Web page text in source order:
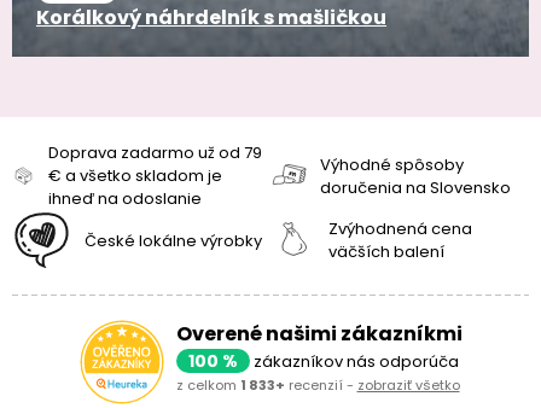
Korálkový náhrdelník s mašličkou
Doprava zadarmo už od 79
€ a všetko skladom je
ihneď na odoslanie
Výhodné spôsoby
doručenia na Slovensko
České lokálne výrobky
Zvýhodnená cena
väčších balení
Overené našimi zákazníkmi
100 % zákazníkov nás odporúča
z celkom 1 833+ recenzií - zobraziť všetko